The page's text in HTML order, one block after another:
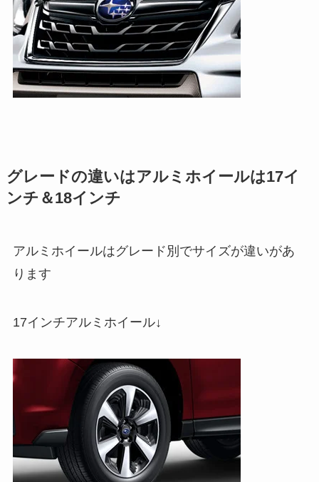
グレードの違いはアルミホイールは17イ
ンチ＆18インチ
アルミホイールはグレード別でサイズが違いがあ
ります
17インチアルミホイール↓